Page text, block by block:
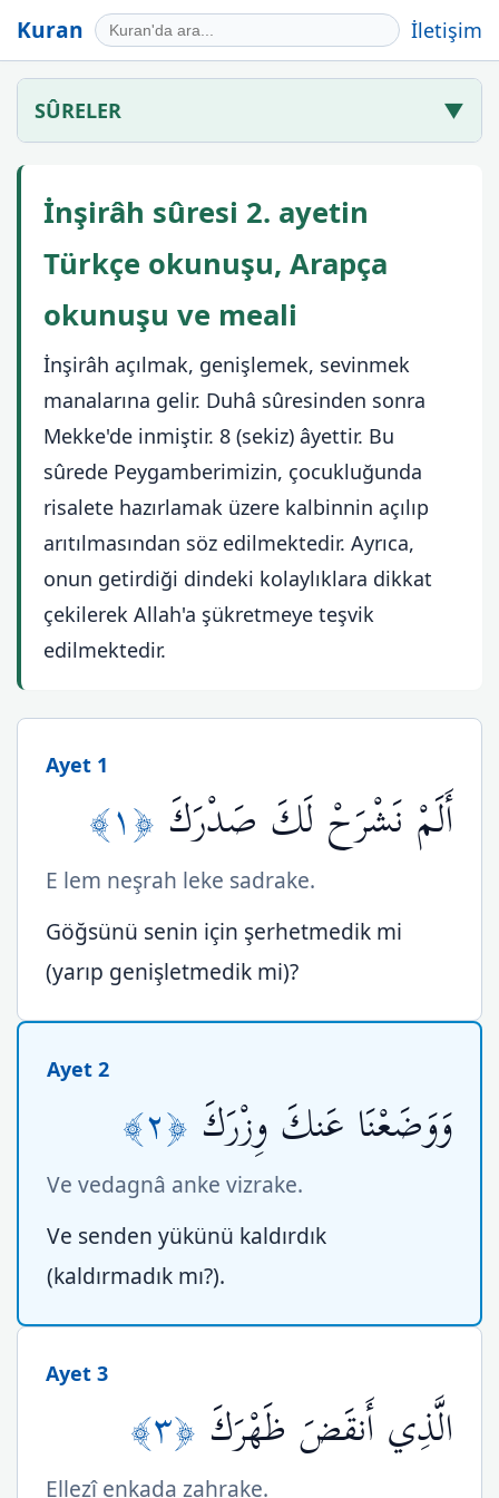
Kuran İletişim
SÛRELER ▼
İnşirâh sûresi 2. ayetin
Türkçe okunuşu, Arapça
okunuşu ve meali
İnşirâh açılmak, genişlemek, sevinmek
manalarına gelir. Duhâ sûresinden sonra
Mekke'de inmiştir. 8 (sekiz) âyettir. Bu
sûrede Peygamberimizin, çocukluğunda
risalete hazırlamak üzere kalbinnin açılıp
arıtılmasından söz edilmektedir. Ayrıca,
onun getirdiği dindeki kolaylıklara dikkat
çekilerek Allah'a şükretmeye teşvik
edilmektedir.
Ayet 1
أَلَمْ نَشْرَحْ لَكَ صَدْرَكَ ﴿١﴾
E lem neşrah leke sadrake.
Göğsünü senin için şerhetmedik mi
(yarıp genişletmedik mi)?
Ayet 2
وَوَضَعْنَا عَنكَ وِزْرَكَ ﴿٢﴾
Ve vedagnâ anke vizrake.
Ve senden yükünü kaldırdık
(kaldırmadık mı?).
Ayet 3
الَّذِي أَنقَضَ ظَهْرَكَ ﴿٣﴾
Ellezî enkada zahrake.